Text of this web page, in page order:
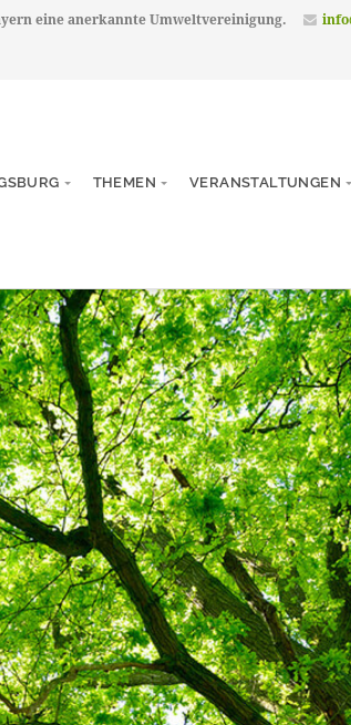
eine anerkannte Umweltvereinigung.
THEMEN VERANSTALTUNGEN